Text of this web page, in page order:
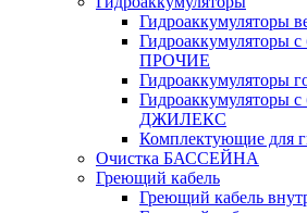
Гидроаккумуляторы
Гидроаккумуляторы
ПРОЧИЕ
Гидроаккумуляторы
Гидроаккумуляторы
ДЖИЛЕКС
Комплектующие для
Очистка БАССЕЙНА
Греющий кабель
Греющий кабель